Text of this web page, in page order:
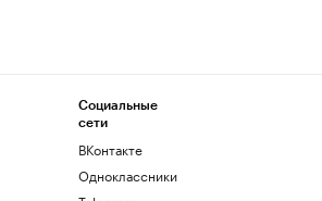
Социальные
сети
ВКонтакте
Одноклассники